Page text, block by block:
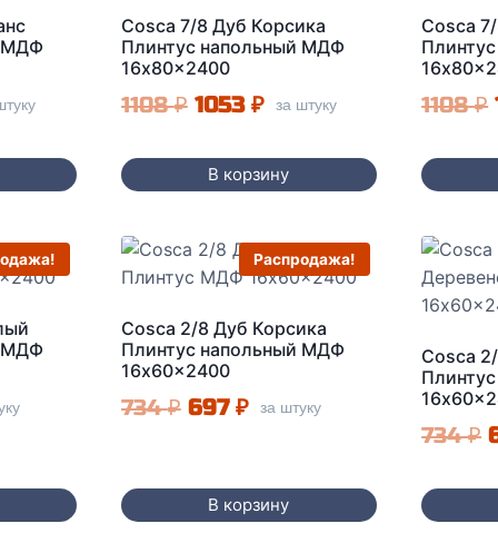
МДФ
Cosca 7/8 Дуб Корсика
Плинтус напольный МДФ
16x80x2400
1108₽ Первоначальная
составляла
1053 ₽Текущая
1053 ₽.
за штуку
В корзину
Cosca
1108₽
МДФ
Распродажа!
Cosca 2/8 Дуб Корсика
Плинтус напольный МДФ
16x60x2400
734₽ Первоначальная
734 ₽.
697 ₽Текущая
за штуку
В корзину
Cosca
734₽